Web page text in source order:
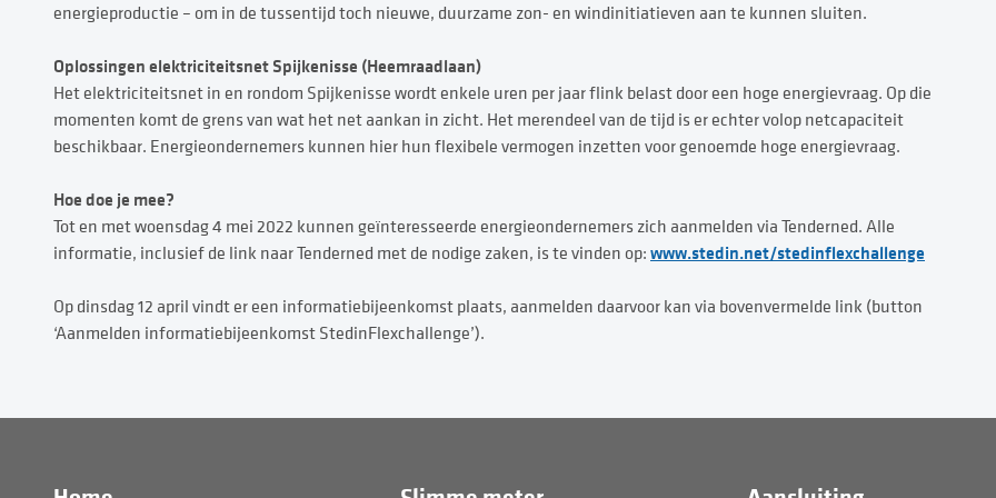
energieproductie – om in de tussentijd toch nieuwe, duurzame zon- en windinitiatieven aan te kunnen sluiten.
Oplossingen elektriciteitsnet Spijkenisse (Heemraadlaan)
Het elektriciteitsnet in en rondom Spijkenisse wordt enkele uren per jaar flink belast door een hoge energievraag. Op die
momenten komt de grens van wat het net aankan in zicht. Het merendeel van de tijd is er echter volop netcapaciteit
beschikbaar. Energieondernemers kunnen hier hun flexibele vermogen inzetten voor genoemde hoge energievraag.
Hoe doe je mee?
Tot en met woensdag 4 mei 2022 kunnen geïnteresseerde energieondernemers zich aanmelden via Tenderned. Alle
informatie, inclusief de link naar Tenderned met de nodige zaken, is te vinden op: www.stedin.net/stedinflexchallenge
Op dinsdag 12 april vindt er een informatiebijeenkomst plaats, aanmelden daarvoor kan via bovenvermelde link (button
‘Aanmelden informatiebijeenkomst StedinFlexchallenge’).